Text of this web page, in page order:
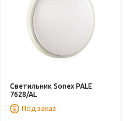
Светильник Sonex PALE
7628/AL
Под заказ